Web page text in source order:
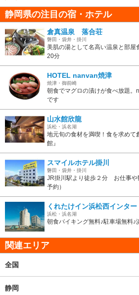
静岡県の注目の宿・ホテル
倉真温泉 落合荘
磐田・袋井・掛川
美肌の湯として名高い温泉と部屋
20分
HOTEL nanvan焼津
焼津・御前崎
朝食でマグロの漬けが食べ放題
です
山水館欣龍
浜松・浜名湖
地元旬の食材を満喫！食を求めて
館』
スマイルホテル掛川
磐田・袋井・掛川
JR掛川駅より徒歩２分 お仕事や
予約）
くれたけイン浜松西インター
浜松・浜名湖
朝食バイキング無料♪駐車場無料♪
関連エリア
全国
静岡